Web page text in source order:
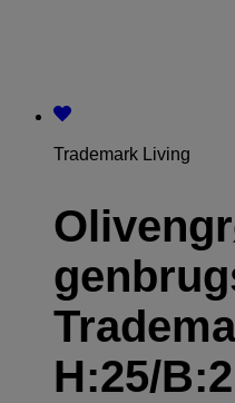
Trademark Living
H:25/